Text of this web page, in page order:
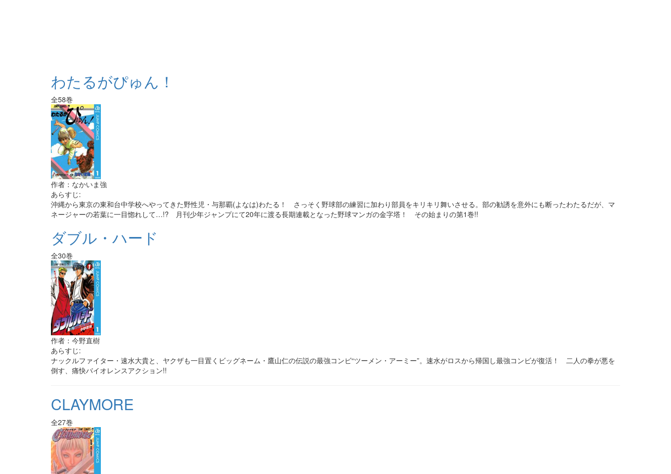
わたるがぴゅん！
全58巻
作者：なかいま強
あらすじ:
沖縄から東京の東和台中学校へやってきた野性児・与那覇(よなは)わたる！ さっそく野球部の練習に加わり部員をキリキリ舞いさせる。部の勧誘を意外にも断ったわたるだが、マ
ネージャーの若葉に一目惚れして…!? 月刊少年ジャンプにて20年に渡る長期連載となった野球マンガの金字塔！ その始まりの第1巻!!
ダブル・ハード
全30巻
作者：今野直樹
あらすじ:
ナックルファイター・速水大貴と、ヤクザも一目置くビッグネーム・鷹山仁の伝説の最強コンビ“ツーメン・アーミー”。速水がロスから帰国し最強コンビが復活！ 二人の拳が悪を
倒す、痛快バイオレンスアクション!!
CLAYMORE
全27巻